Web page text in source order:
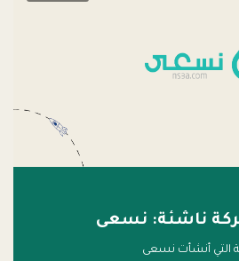
ناشئة: نسعى
التي أنشأت نسعى